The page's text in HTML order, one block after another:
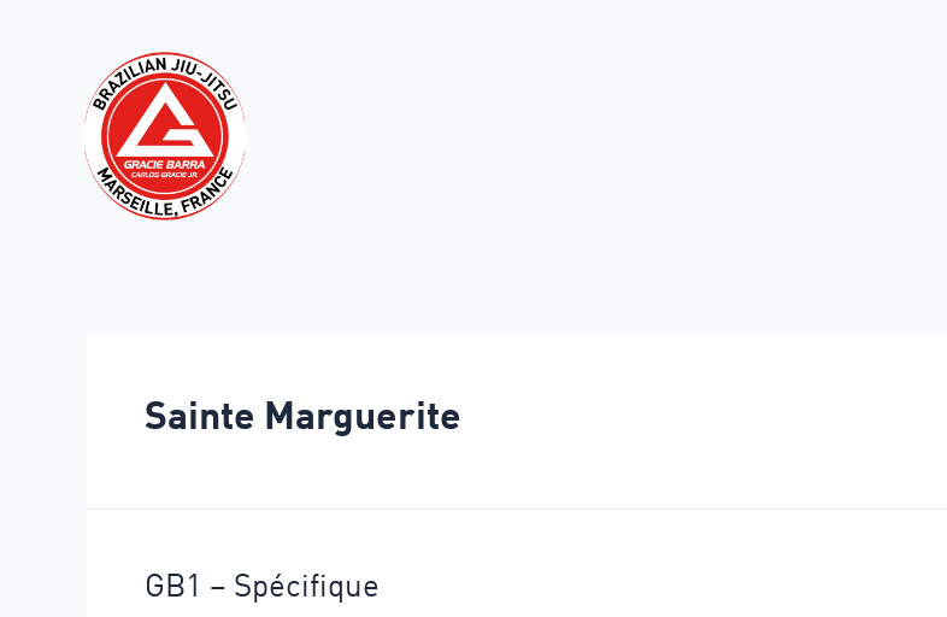
Sainte Marguerite
GB1 – Spécifique